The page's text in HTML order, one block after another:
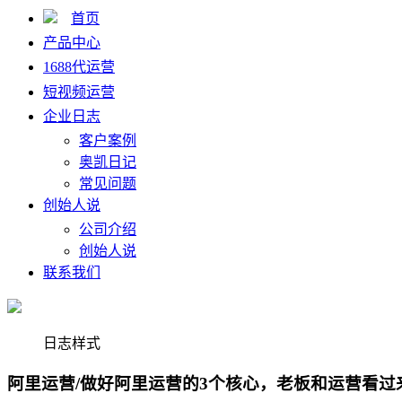
首页
产品中心
1688代运营
短视频运营
企业日志
客户案例
奥凯日记
常见问题
创始人说
公司介绍
创始人说
联系我们
日志样式
阿里运营/做好阿里运营的3个核心，老板和运营看过